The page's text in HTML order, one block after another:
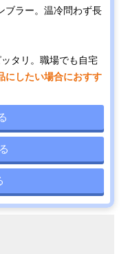
ブラー。温冷問わず長
タリ。職場でも自宅
にしたい場合におすす